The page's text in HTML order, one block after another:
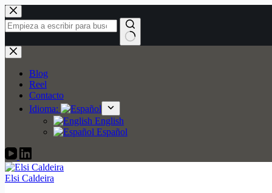
Saltar
al
contenido
Sin
resultados
Blog
Reel
Contacto
Idioma:
English
Español
Elsi Caldeira